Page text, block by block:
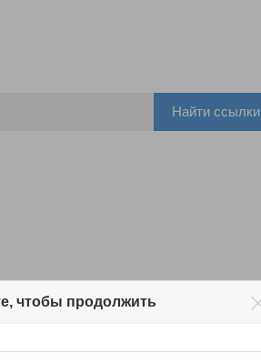
Найти ссылки
чтобы продолжить